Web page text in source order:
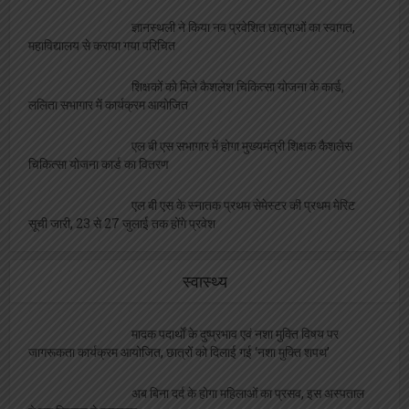
ज्ञानस्थली ने किया नव प्रवेशित छात्राओं का स्वागत,
महाविद्यालय से कराया गया परिचित
शिक्षकों को मिले कैशलेश चिकित्सा योजना के कार्ड,
ललिता सभागार में कार्यक्रम आयोजित
एल बी एस सभागार में होगा मुख्यमंत्री शिक्षक कैशलेस
चिकित्सा योजना कार्ड का वितरण
एल बी एस के स्नातक प्रथम सेमेस्टर की प्रथम मेरिट
सूची जारी, 23 से 27 जुलाई तक होंगे प्रवेश
स्वास्थ्य
मादक पदार्थों के दुष्प्रभाव एवं नशा मुक्ति विषय पर
जागरूकता कार्यक्रम आयोजित, छात्रों को दिलाई गई ‘नशा मुक्ति शपथ’
अब बिना दर्द के होगा महिलाओं का प्रसव, इस अस्पताल